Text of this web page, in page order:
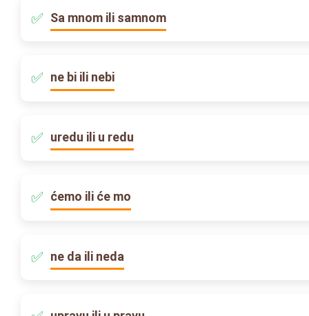
Sa mnom ili samnom
ne bi ili nebi
uredu ili u redu
ćemo ili će mo
ne da ili neda